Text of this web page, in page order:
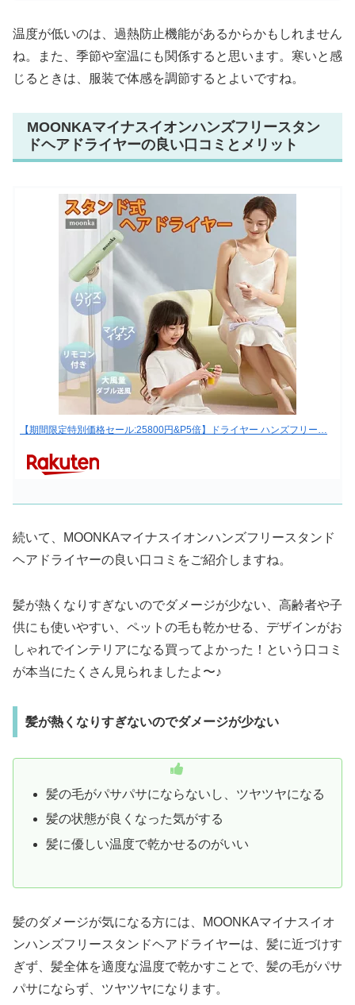
温度が低いのは、過熱防止機能があるからかもしれません
ね。また、季節や室温にも関係すると思います。寒いと感
じるときは、服装で体感を調節するとよいですね。
MOONKAマイナスイオンハンズフリースタン
ドヘアドライヤーの良い口コミとメリット
【期間限定特別価格セール:25800円&P5倍】ドライヤー ハンズフリー…
続いて、MOONKAマイナスイオンハンズフリースタンド
ヘアドライヤーの良い口コミをご紹介しますね。
髪が熱くなりすぎないのでダメージが少ない、高齢者や子
供にも使いやすい、ペットの毛も乾かせる、デザインがお
しゃれでインテリアになる買ってよかった！という口コミ
が本当にたくさん見られましたよ〜♪
髪が熱くなりすぎないのでダメージが少ない
髪の毛がパサパサにならないし、ツヤツヤになる
髪の状態が良くなった気がする
髪に優しい温度で乾かせるのがいい
髪のダメージが気になる方には、MOONKAマイナスイオ
ンハンズフリースタンドヘアドライヤーは、髪に近づけす
ぎず、髪全体を適度な温度で乾かすことで、髪の毛がパサ
パサにならず、ツヤツヤになります。